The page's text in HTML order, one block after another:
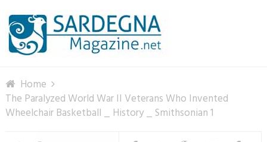
Home
The Paralyzed World War II Veterans Who Invented
Wheelchair Basketball _ History _ Smithsonian 1